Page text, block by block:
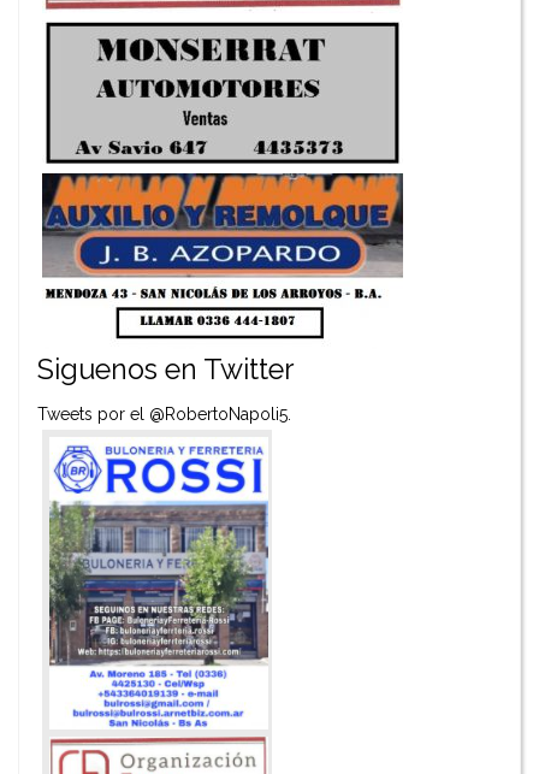
Siguenos en Twitter
Tweets por el @RobertoNapoli5.